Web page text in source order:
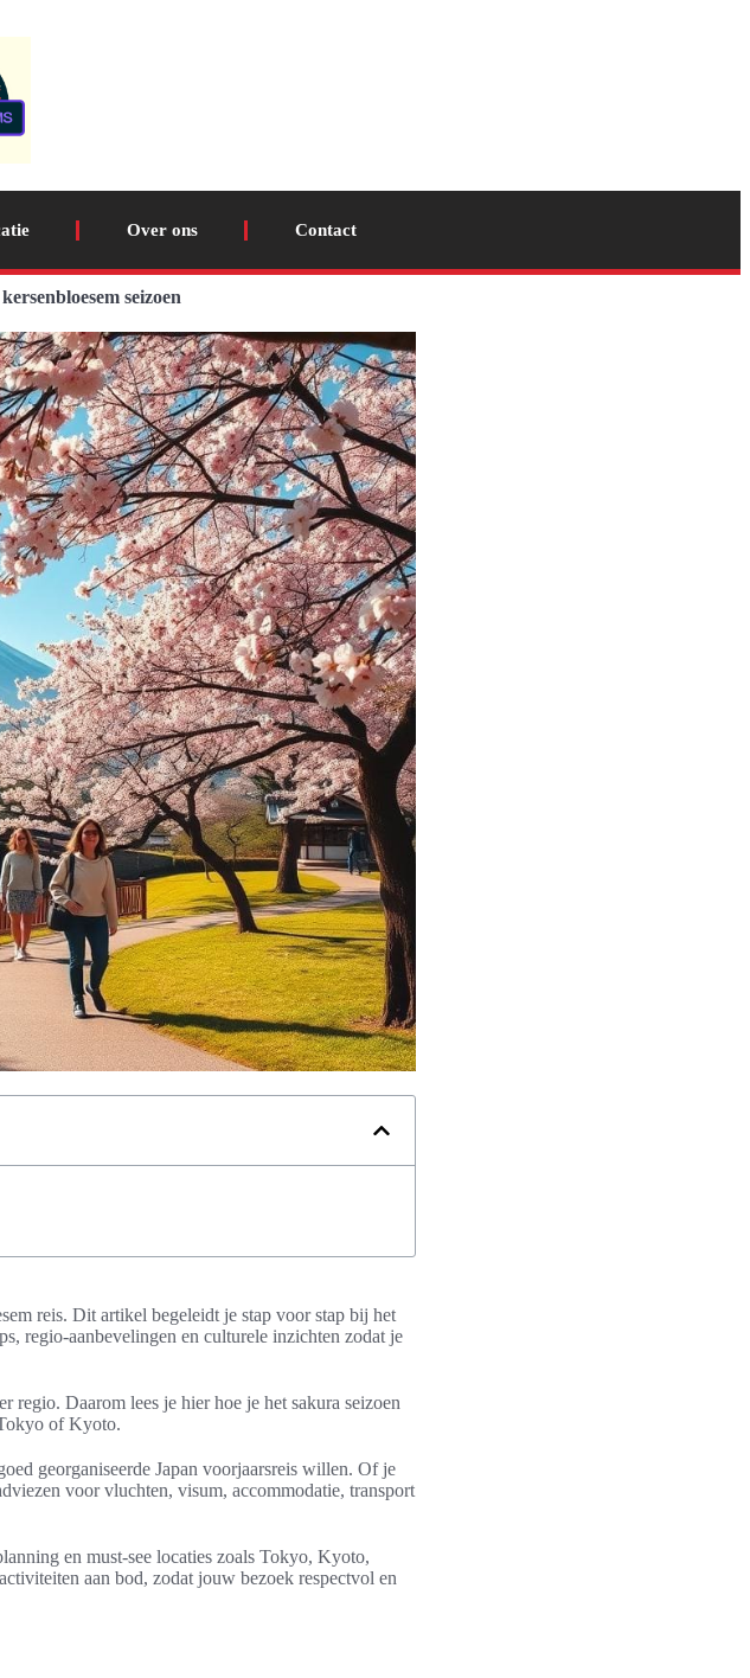
Over ons Contact
seizoen
reis. Dit artikel begeleidt je stap voor stap bij het
regio-aanbevelingen en culturele inzichten zodat je
regio. Daarom lees je hier hoe je het sakura seizoen
of Kyoto.
georganiseerde Japan voorjaarsreis willen. Of je
voor vluchten, visum, accommodatie, transport
en must-see locaties zoals Tokyo, Kyoto,
aan bod, zodat jouw bezoek respectvol en